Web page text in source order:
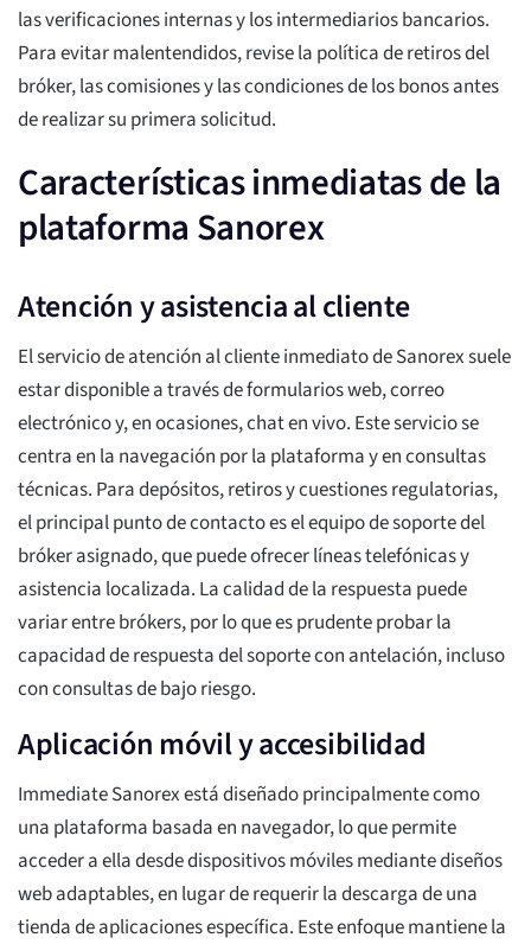
las verificaciones internas y los intermediarios bancarios.
Para evitar malentendidos, revise la política de retiros del
bróker, las comisiones y las condiciones de los bonos antes
de realizar su primera solicitud.
Características inmediatas de la
plataforma Sanorex
Atención y asistencia al cliente
El servicio de atención al cliente inmediato de Sanorex suele
estar disponible a través de formularios web, correo
electrónico y, en ocasiones, chat en vivo. Este servicio se
centra en la navegación por la plataforma y en consultas
técnicas. Para depósitos, retiros y cuestiones regulatorias,
el principal punto de contacto es el equipo de soporte del
bróker asignado, que puede ofrecer líneas telefónicas y
asistencia localizada. La calidad de la respuesta puede
variar entre brókers, por lo que es prudente probar la
capacidad de respuesta del soporte con antelación, incluso
con consultas de bajo riesgo.
Aplicación móvil y accesibilidad
Immediate Sanorex está diseñado principalmente como
una plataforma basada en navegador, lo que permite
acceder a ella desde dispositivos móviles mediante diseños
web adaptables, en lugar de requerir la descarga de una
tienda de aplicaciones específica. Este enfoque mantiene la